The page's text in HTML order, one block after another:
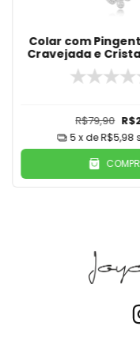
Colar com
Cravejada e
de
R$79,90
5 x deR$5,98